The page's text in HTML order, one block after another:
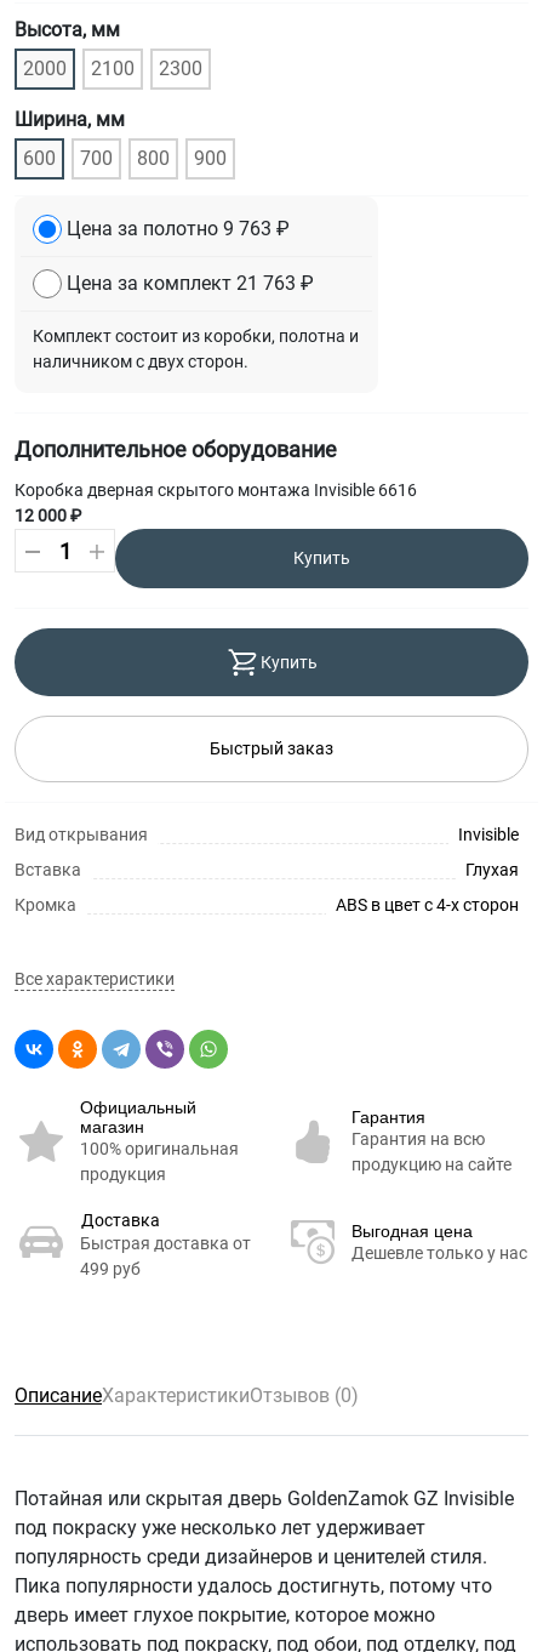
Высота, мм
2000
2100 2300
Ширина, мм
600
700 800 900
Цена за полотно 9 763 ₽
Цена за комплект 21 763 ₽
Комплект состоит из коробки, полотна и
наличником с двух сторон.
Дополнительное оборудование
Коробка дверная скрытого монтажа Invisible 6616
12 000 ₽
Купить
Купить
Быстрый заказ
Вид открывания
Invisible
Вставка
Глухая
Кромка
ABS в цвет с 4-х сторон
Все характеристики
Официальный
магазин
100% оригинальная
продукция
Гарантия
Гарантия на всю
продукцию на сайте
Доставка
Быстрая доставка от
499 руб
Выгодная цена
Дешевле только у нас
ОписаниеХарактеристикиОтзывов (0)
Потайная или скрытая дверь GoldenZamok GZ Invisible
под покраску уже несколько лет удерживает
популярность среди дизайнеров и ценителей стиля.
Пика популярности удалось достигнуть, потому что
дверь имеет глухое покрытие, которое можно
использовать под покраску, под обои, под отделку, под